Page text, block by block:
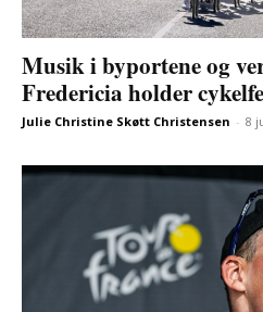
Musik i byportene og
Fredericia holder
Julie Christine Skøtt Christensen - 8